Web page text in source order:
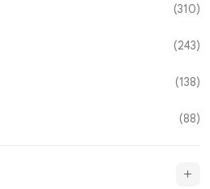
(310)
(243)
(138)
(88)